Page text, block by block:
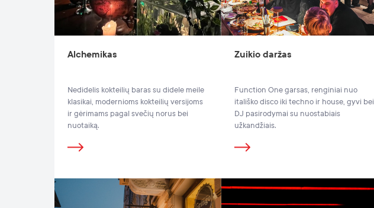
Alchemikas
Nedidelis kokteilių baras su didele meile
klasikai, modernioms kokteilių versijoms
ir gėrimams pagal svečių norus bei
nuotaiką.
Zuikio daržas
Function One garsas, renginiai nuo
itališko disco iki techno ir house, gyvi bei
DJ pasirodymai su nuostabiais
užkandžiais.